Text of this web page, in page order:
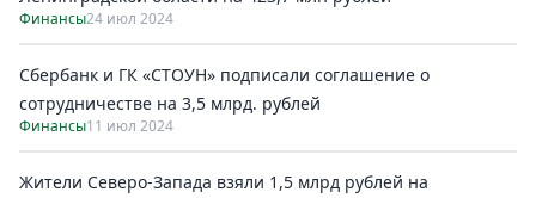
Финансы24 июл 2024
Сбербанк и ГК «СТОУН» подписали соглашение о
сотрудничестве на 3,5 млрд. рублей
Финансы11 июл 2024
Жители Северо-Запада взяли 1,5 млрд рублей на